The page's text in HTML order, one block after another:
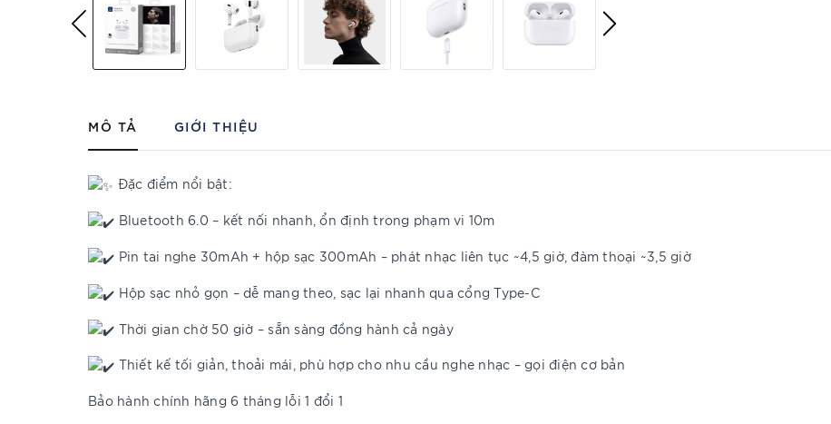
MÔ TẢ GIỚI THIỆU
Đặc điểm nổi bật:
Bluetooth 6.0 – kết nối nhanh, ổn định trong phạm vi 10m
Pin tai nghe 30mAh + hộp sạc 300mAh – phát nhạc liên tục ~4,5 giờ, đàm thoại ~3,5 giờ
Hộp sạc nhỏ gọn – dễ mang theo, sạc lại nhanh qua cổng Type-C
Thời gian chờ 50 giờ – sẵn sàng đồng hành cả ngày
Thiết kế tối giản, thoải mái, phù hợp cho nhu cầu nghe nhạc – gọi điện cơ bản
Bảo hành chính hãng 6 tháng lỗi 1 đổi 1